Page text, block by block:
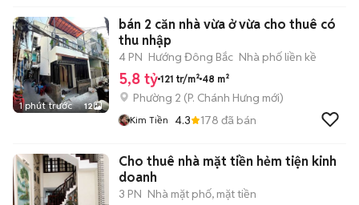
1 phút trước 12
bán 2 căn nhà vừa ở vừa cho thuê có
thu nhập
4 PN Hướng Đông Bắc Nhà phố liền kề
5,8 tỷ 121 tr/m² 48 m²
Phường 2 (P. Chánh Hưng mới)
Kim Tiền 4.3 178 đã bán
Cho thuê nhà mặt tiền hẻm tiện kinh
doanh
3 PN Nhà mặt phố, mặt tiền